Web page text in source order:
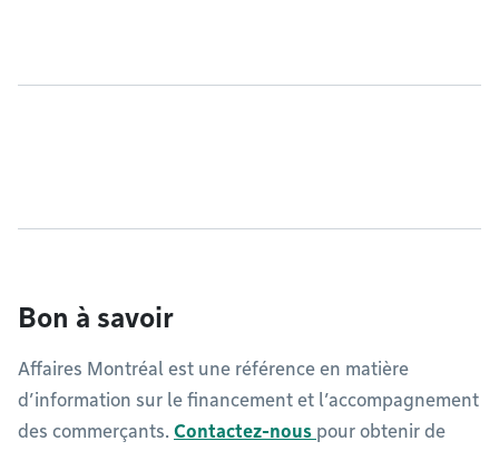
Bon à savoir
Affaires Montréal est une référence en matière
d’information sur le financement et l’accompagnement
des commerçants. Contactez-nous pour obtenir de